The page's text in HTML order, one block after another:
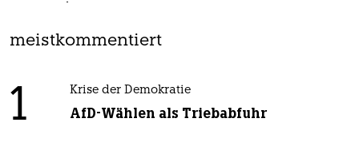
meistkommentiert
1 Krise der Demokratie
AfD-Wählen als Triebabfuhr